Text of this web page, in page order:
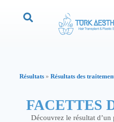
Résultats» Résultats des
FACETTES
Découvrez le résultat d’un